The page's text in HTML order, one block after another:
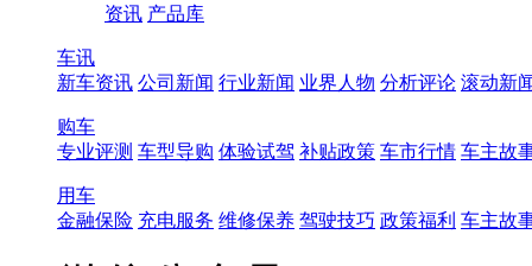
资讯 产品库
车讯
新车资讯 公司新闻 行业新闻 业界人物 分析评论 滚动新
购车
专业评测 车型导购 体验试驾 补贴政策 车市行情 车主故
用车
金融保险 充电服务 维修保养 驾驶技巧 政策福利 车主故